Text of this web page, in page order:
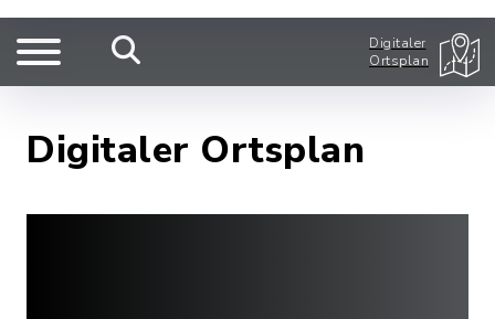
Digitaler
Ortsplan
Digitaler Ortsplan